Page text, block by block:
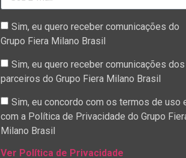
Sim, eu quero receber comunicações do
Grupo Fiera Milano Brasil
Sim, eu quero receber comunicações dos
parceiros do Grupo Fiera Milano Brasil
Sim, eu concordo com os termos de uso
com a Política de Privacidade do Grupo
Milano Brasil
Ver Política de Privacidade